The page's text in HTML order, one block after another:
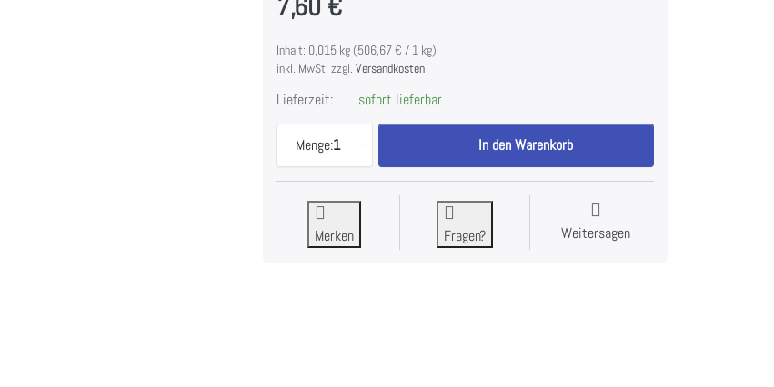
Inhalt: 0,015 kg (506,67 € / 1 kg)
inkl. MwSt. zzgl. Versandkosten
Lieferzeit: sofort lieferbar
Menge:1
PA Stencil 471 zu 7,60 €, Menge 1.
In den Warenkorb
Merken Fragen? Weitersagen